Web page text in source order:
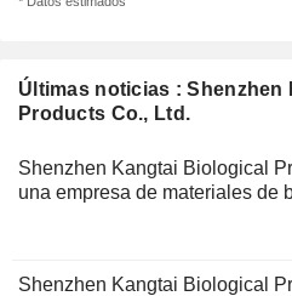
Últimas noticias : Shenzhen
Products Co., Ltd.
Shenzhen Kangtai Biological
una empresa de materiales de
Shenzhen Kangtai Biological